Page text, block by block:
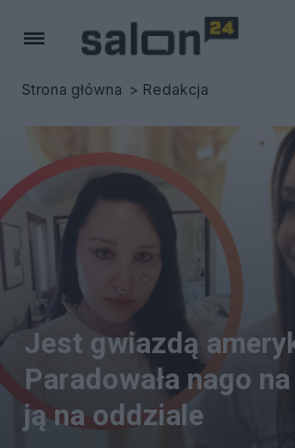
Strona główna Redakcja
Jest gwiazdą
Paradowała nago
ją na oddziale